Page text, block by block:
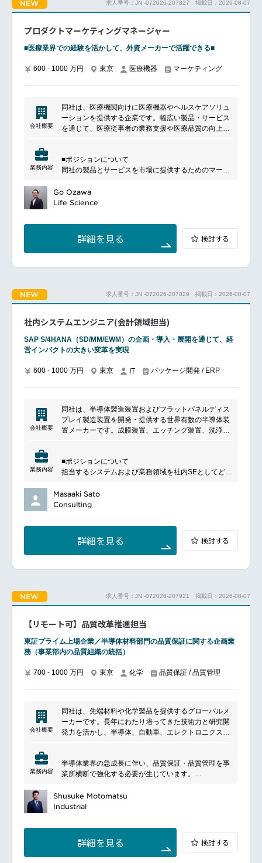
■働く環境
きます。
フレックスタイム制
LLMを活用した新しい開発手法を構築し、業界をリー
ドする経験を積める
AI駆動開発のノウハウを社内に広め、組織の成長に貢
術革新に直接関与できる
また、分析だけに留まらず、AIソリューションの開
発・運用やプロダクト改善にも携わることができ、デ
ータサイエンスとエンジニアリングの両面から価値創
出に取り組める環境です。
■具体的な業務内容
データ収集、加工、探索的データ分析（EDA）
ビジネス部門やエンジニアと連携したプロジェクト推
分析基盤やデータ活用環境の構築支援
■魅力ポイント
課題設定から成果創出まで一貫して関与できる
金融・ヘルスケア・公共分野など幅広い業界を経験で
多様なデータ分析テーマに挑戦できる
データサイエンスとエンジニアリングの両方を磨ける
モデル開発から実装・運用まで担当できる
━━━━━━━━━━━━━━━#spotlightjob3
NEW 求人番号：JN -072026-207827 掲載日：2026-08-07
プロダクトマーケティングマネージャー
■医療業界での経験を活かして、外資メーカーで活躍できる■
600 - 1000 万円 東京 医療機器 マーケティング
会社概要
同社は、医療機関向けに医療機器やヘルスケアソリュ
ーションを提供する企業です。幅広い製品・サービス
を通じて、医療従事者の業務支援や医療品質の向上に
しています。
業務内容
■ポジションについて
同社の製品とサービスを市場に提供するためのマーケ
新規製品の導入や製品開発など製品ポートフォリオ戦
略の策定と実行、ターゲット市場に対するマーケティ
のための営業部との連携及びサポート、本社並びに各
国のマーケティングチームとの連携などの業務を通し
て、中長期にわたるビジネスの成長をドライブしま
す。
国内外のマーケットトレンドを把握・分析し、国内販
売戦略の構築、実行、進捗管理
自社主催や共催によるセミナー・実習の立案・実行、
運営
顧客、国内外のKOLとの関係構築
営業の支援と教育、製品トレーニング
せや製品トラブルサポート
本社や各国のマーケティングチームとの情報交換や相
互連携
Go Ozawa
Life Science
詳細を見る 検討する
NEW 求人番号：JN -072026-207829 掲載日：2026-08-07
社内システムエンジニア(会計領域担当)
SAP S/4HANA（SD/MM/EWM）の企画・導入・展開を通じて、経
営インパクトの大きい変革を実現
600 - 1000 万円 東京 IT パッケージ開発 / ERP
会社概要
同社は、半導体製造装置およびフラットパネルディス
プレイ製造装置を開発・提供する世界有数の半導体装
置メーカーです。成膜装置、エッチング装置、洗浄装
カーやディスプレイメーカーの先端製造を支援してい
ます。
業務内容
■ポジションについて
担当するシステムおよび業務領域を社内SEとしてどう
役割をお任せします。
■具体的な業務内容
て業務およびニーズを把握
IT担当として課題の解決、また業務ニーズを具現化す
るための企画、調整要件定義、アーキテクチャ検討、
設計以降の開発工程の運営
ェクトへの参画・推進
担当する基幹システムの領域に関連する社内プロジェ
クトへの参画・推進
※本件採用での基幹システムの担当領域は、SAP
S/4HANA のFI, CO, AAが中心
自らがリーダーとして上記の業務をリードする役割を
備に向けて、日本有数の大規模なIT投資を行い、全社
の基盤変革を進めている最中です。
IT企画から導入ならびに運用改善まで幅広い分野につ
また、直接ユーザーならびに導入するITベンダーと対
話・交渉することで、成果をより実感でき、責任とや
■配属先について
販売および物流に関する基幹システムを担当するグル
ム、利用しているサービスなどの運用保守を行いま
担当分野に関連するITプロジェクトに参画機会もあ
Masaaki Sato
Consulting
詳細を見る 検討する
NEW 求人番号：JN -072026-207921 掲載日：2026-08-07
【リモート可】品質改革推進担当
東証プライム上場企業／半導体材料部門の品質保証に関する企画業
務（事業部内の品質組織の統括）
700 - 1000 万円 東京 化学 品質保証 / 品質管理
会社概要
同社は、先端材料や化学製品を提供するグローバルメ
ーカーです。長年にわたり培ってきた技術力と研究開
発力を活かし、半導体、自動車、エレクトロニクス分
新や製品開発に貢献。持続可能な社会の実現に向け
て、環境負荷の低減や新たな価値創出にも取り組んで
業務内容
半導体業界の急成長に伴い、品質保証・品質管理を事
業所横断で強化する必要が生じています。
制構築のための募集です。
■業務内容
理のギャップを分析し、改善施策を立案・推進
開発／製造／品質部門と連携し、課題を構造化して標
準化へ落とし込み、再現性ある運用を確立
品質保証強化に向けた検査技術開発プロジェクトの支
Shusuke Motomatsu
Industrial
詳細を見る 検討する